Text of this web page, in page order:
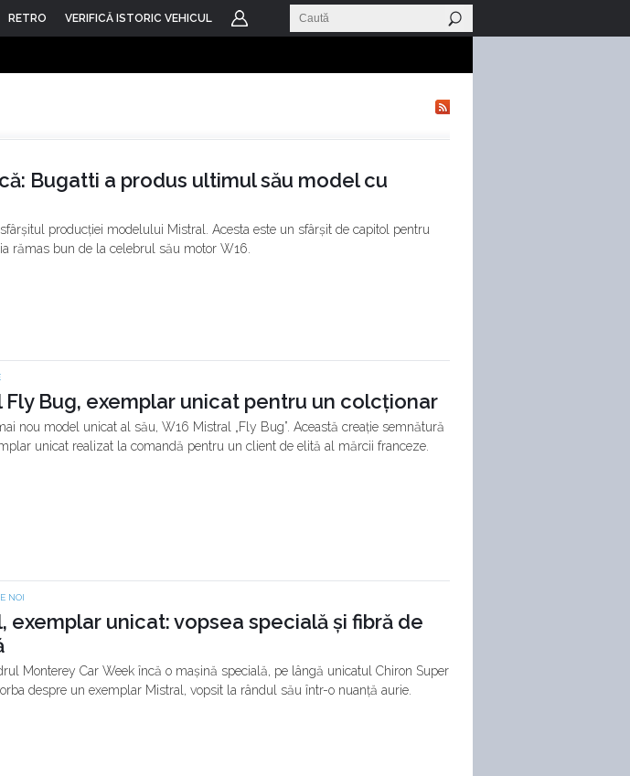
RETRO VERIFICĂ ISTORIC VEHICUL
Bugatti a produs ultimul său model cu
producției modelului Mistral. Acesta este un sfârșit de capitol pentru
rămas bun de la celebrul său motor W16.
Fly Bug, exemplar unicat pentru un colcționar
nou model unicat al său, W16 Mistral „Fly Bug”. Această creație semnătură
unicat realizat la comandă pentru un client de elită al mărcii franceze.
NOI
exemplar unicat: vopsea specială și fibră de
Monterey Car Week încă o mașină specială, pe lângă unicatul Chiron Super
despre un exemplar Mistral, vopsit la rândul său într-o nuanță aurie.